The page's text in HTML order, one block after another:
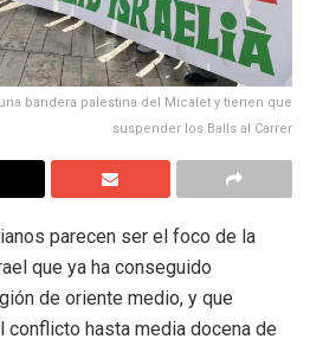
bandera palestina del Micalet y tienen que
suspender los Balls al Carrer
parecen ser el foco de la
que ya ha conseguido
de oriente medio, y que
conflicto hasta media docena de